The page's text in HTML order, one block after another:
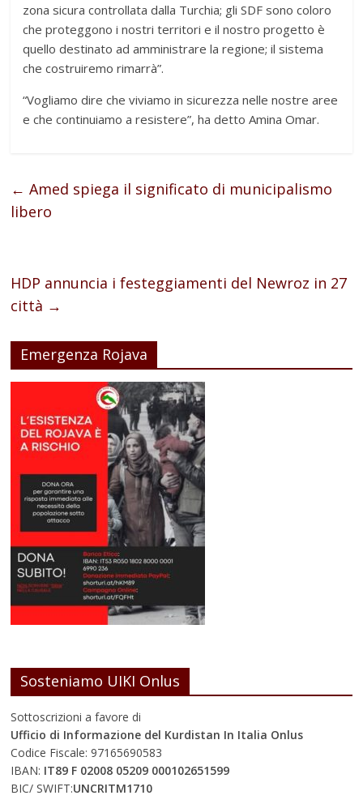
zona sicura controllata dalla Turchia; gli SDF sono coloro
che proteggono i nostri territori e il nostro progetto è
quello destinato ad amministrare la regione; il sistema
che costruiremo rimarrà”.
“Vogliamo dire che viviamo in sicurezza nelle nostre aree
e che continuiamo a resistere”, ha detto Amina Omar.
← Amed spiega il significato di municipalismo
libero
HDP annuncia i festeggiamenti del Newroz in 27
città →
Emergenza Rojava
Sosteniamo UIKI Onlus
Sottoscrizioni a favore di
Ufficio di Informazione del Kurdistan In Italia Onlus
Codice Fiscale: 97165690583
IBAN: IT89 F 02008 05209 000102651599
BIC/ SWIFT:UNCRITM1710